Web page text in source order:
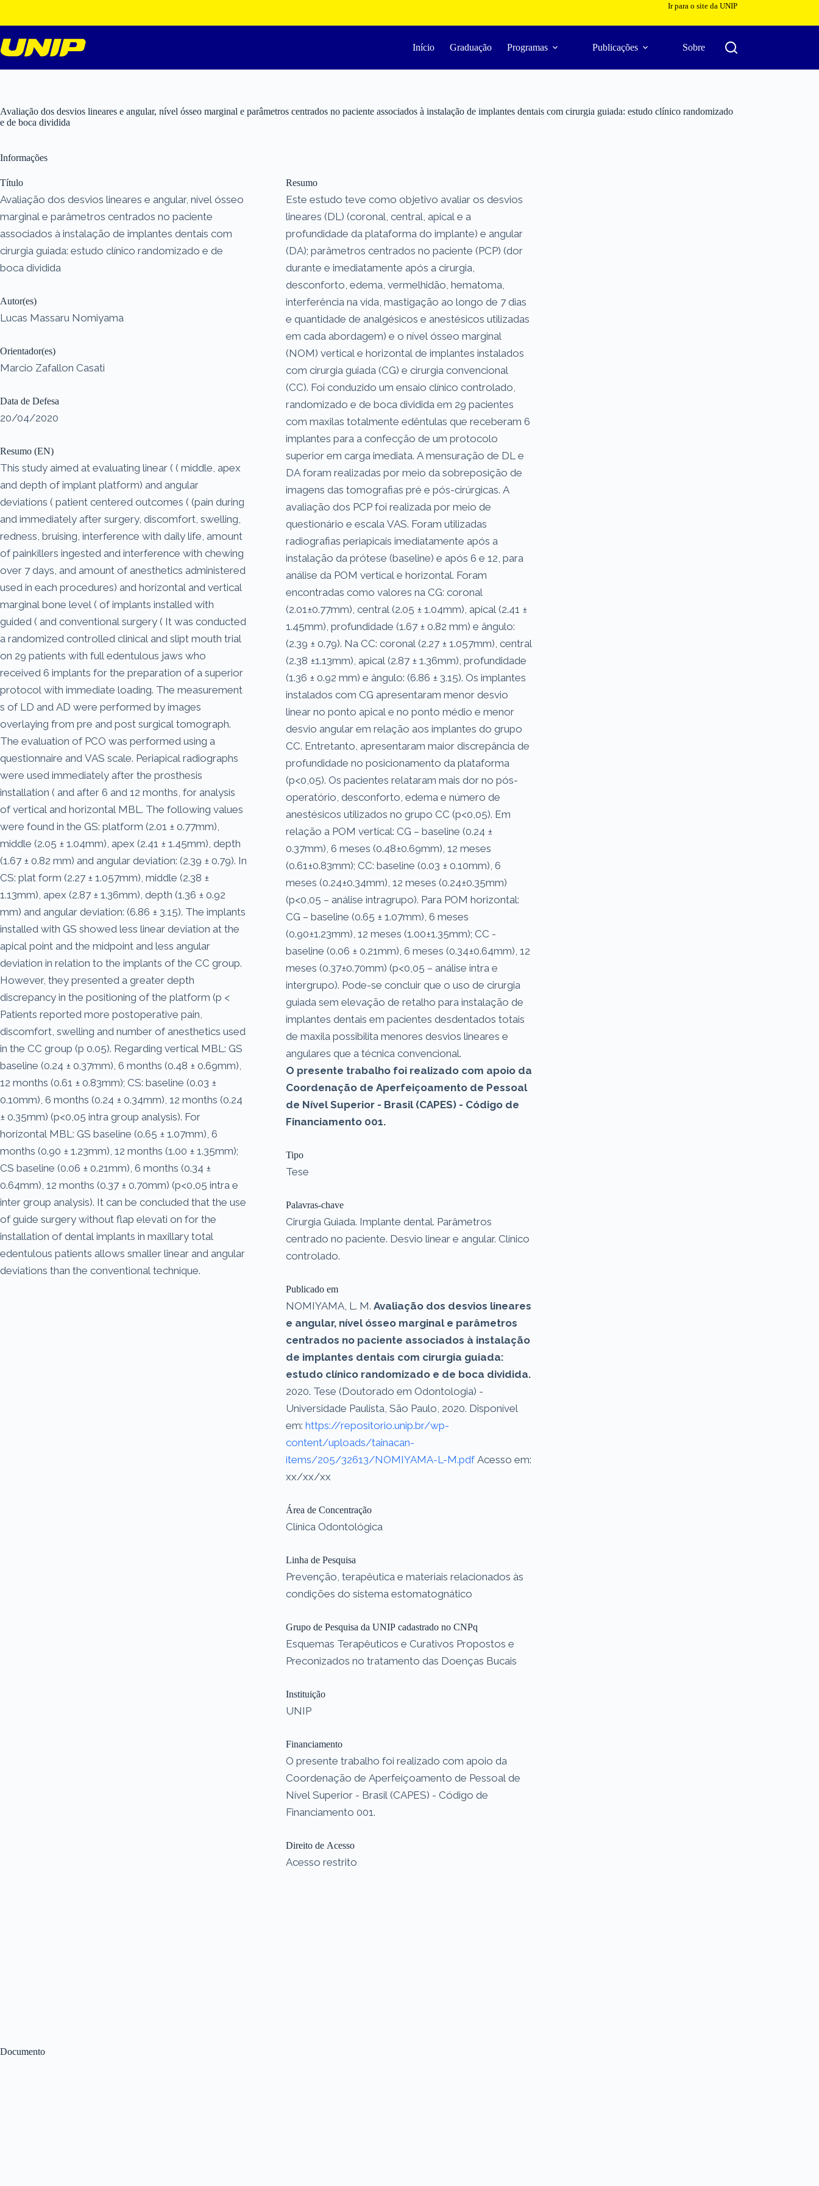
o
conteúdo
Ir para o site da UNIP
Início Graduação Programas Publicações Sobre
Avaliação dos desvios lineares e angular, nível ósseo marginal e parâmetros centrados no paciente associados à instalação de implantes dentais com cirurgia guiada: estudo clínico randomizado
e de boca dividida
Documento
Informações
Título
Avaliação dos desvios lineares e angular, nível ósseo
marginal e parâmetros centrados no paciente
associados à instalação de implantes dentais com
cirurgia guiada: estudo clínico randomizado e de
boca dividida
Autor(es)
Lucas Massaru Nomiyama
Orientador(es)
Marcio Zafallon Casati
Data de Defesa
20/04/2020
Resumo (EN)
This study aimed at evaluating linear ( ( middle, apex
and depth of implant platform) and angular
deviations ( patient centered outcomes ( (pain during
and immediately after surgery, discomfort, swelling,
redness, bruising, interference with daily life, amount
of painkillers ingested and interference with chewing
over 7 days, and amount of anesthetics administered
used in each procedures) and horizontal and vertical
marginal bone level ( of implants installed with
guided ( and conventional surgery ( It was conducted
a randomized controlled clinical and slipt mouth trial
on 29 patients with full edentulous jaws who
received 6 implants for the preparation of a superior
protocol with immediate loading. The measurement
s of LD and AD were performed by images
overlaying from pre and post surgical tomograph.
The evaluation of PCO was performed using a
questionnaire and VAS scale. Periapical radiographs
were used immediately after the prosthesis
installation ( and after 6 and 12 months, for analysis
of vertical and horizontal MBL. The following values
were found in the GS: platform (2.01 ± 0.77mm),
middle (2.05 ± 1.04mm), apex (2.41 ± 1.45mm), depth
(1.67 ± 0.82 mm) and angular deviation: (2.39 ± 0.79). In
CS: plat form (2.27 ± 1.057mm), middle (2.38 ±
1.13mm), apex (2.87 ± 1.36mm), depth (1.36 ± 0.92
mm) and angular deviation: (6.86 ± 3.15). The implants
installed with GS showed less linear deviation at the
apical point and the midpoint and less angular
deviation in relation to the implants of the CC group.
However, they presented a greater depth
discrepancy in the positioning of the platform (p <
Patients reported more postoperative pain,
discomfort, swelling and number of anesthetics used
in the CC group (p 0.05). Regarding vertical MBL: GS
baseline (0.24 ± 0.37mm), 6 months (0.48 ± 0.69mm),
12 months (0.61 ± 0.83mm); CS: baseline (0.03 ±
0.10mm), 6 months (0.24 ± 0.34mm), 12 months (0.24
± 0.35mm) (p<0,05 intra group analysis). For
horizontal MBL: GS baseline (0.65 ± 1.07mm), 6
months (0.90 ± 1.23mm), 12 months (1.00 ± 1.35mm);
CS baseline (0.06 ± 0.21mm), 6 months (0.34 ±
0.64mm), 12 months (0.37 ± 0.70mm) (p<0,05 intra e
inter group analysis). It can be concluded that the use
of guide surgery without flap elevati on for the
installation of dental implants in maxillary total
edentulous patients allows smaller linear and angular
deviations than the conventional technique.
Resumo
Este estudo teve como objetivo avaliar os desvios
lineares (DL) (coronal, central, apical e a
profundidade da plataforma do implante) e angular
(DA); parâmetros centrados no paciente (PCP) (dor
durante e imediatamente após a cirurgia,
desconforto, edema, vermelhidão, hematoma,
interferência na vida, mastigação ao longo de 7 dias
e quantidade de analgésicos e anestésicos utilizadas
em cada abordagem) e o nível ósseo marginal
(NOM) vertical e horizontal de implantes instalados
com cirurgia guiada (CG) e cirurgia convencional
(CC). Foi conduzido um ensaio clínico controlado,
randomizado e de boca dividida em 29 pacientes
com maxilas totalmente edêntulas que receberam 6
implantes para a confecção de um protocolo
superior em carga imediata. A mensuração de DL e
DA foram realizadas por meio da sobreposição de
imagens das tomografias pré e pós-cirúrgicas. A
avaliação dos PCP foi realizada por meio de
questionário e escala VAS. Foram utilizadas
radiografias periapicais imediatamente após a
instalação da prótese (baseline) e após 6 e 12, para
análise da POM vertical e horizontal. Foram
encontradas como valores na CG: coronal
(2.01±0.77mm), central (2.05 ± 1.04mm), apical (2.41 ±
1.45mm), profundidade (1.67 ± 0.82 mm) e ângulo:
(2.39 ± 0.79). Na CC: coronal (2.27 ± 1.057mm), central
(2.38 ±1.13mm), apical (2.87 ± 1.36mm), profundidade
(1.36 ± 0.92 mm) e ângulo: (6.86 ± 3.15). Os implantes
instalados com CG apresentaram menor desvio
linear no ponto apical e no ponto médio e menor
desvio angular em relação aos implantes do grupo
CC. Entretanto, apresentaram maior discrepância de
profundidade no posicionamento da plataforma
(p<0,05). Os pacientes relataram mais dor no pós-
operatório, desconforto, edema e número de
anestésicos utilizados no grupo CC (p<0,05). Em
relação a POM vertical: CG – baseline (0.24 ±
0.37mm), 6 meses (0.48±0.69mm), 12 meses
(0.61±0.83mm); CC: baseline (0.03 ± 0.10mm), 6
meses (0.24±0.34mm), 12 meses (0.24±0.35mm)
(p<0,05 – análise intragrupo). Para POM horizontal:
CG – baseline (0.65 ± 1.07mm), 6 meses
(0.90±1.23mm), 12 meses (1.00±1.35mm); CC -
baseline (0.06 ± 0.21mm), 6 meses (0.34±0.64mm), 12
meses (0.37±0.70mm) (p<0,05 – análise intra e
intergrupo). Pode-se concluir que o uso de cirurgia
guiada sem elevação de retalho para instalação de
implantes dentais em pacientes desdentados totais
de maxila possibilita menores desvios lineares e
angulares que a técnica convencional.
O presente trabalho foi realizado com apoio da
Coordenação de Aperfeiçoamento de Pessoal
de Nível Superior - Brasil (CAPES) - Código de
Financiamento 001.
Tipo
Tese
Palavras-chave
Cirurgia Guiada. Implante dental. Parâmetros
centrado no paciente. Desvio linear e angular. Clínico
controlado.
Publicado em
NOMIYAMA, L. M.Avaliação dos desvios lineares
e angular, nível ósseo marginal e parâmetros
centrados no paciente associados à instalação
de implantes dentais com cirurgia guiada:
estudo clínico randomizado e de boca dividida.
2020. Tese (Doutorado em Odontologia) -
Universidade Paulista, São Paulo, 2020. Disponível
em:https://repositorio.unip.br/wp-
content/uploads/tainacan-
items/205/32613/NOMIYAMA-L-M.pdfAcesso em:
xx/xx/xx
Área de Concentração
Clínica Odontológica
Linha de Pesquisa
Prevenção, terapêutica e materiais relacionados às
condições do sistema estomatognático
Grupo de Pesquisa da UNIP cadastrado no CNPq
Esquemas Terapêuticos e Curativos Propostos e
Preconizados no tratamento das Doenças Bucais
Instituição
UNIP
Financiamento
O presente trabalho foi realizado com apoio da
Coordenação de Aperfeiçoamento de Pessoal de
Nível Superior - Brasil (CAPES) - Código de
Financiamento 001.
Direito de Acesso
Acesso restrito